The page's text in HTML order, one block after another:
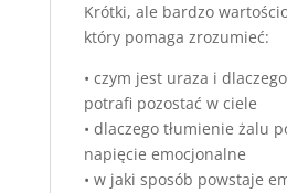
Krótki, ale bardzo
który pomaga zrozumieć:
• czym jest uraza i
potrafi pozostać w ciele
• dlaczego tłumienie żalu
napięcie emocjonalne
• w jaki sposób powstaje